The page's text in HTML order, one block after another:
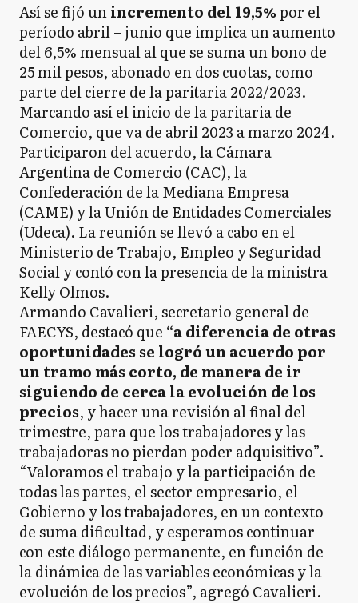
Así se fijó unincremento del 19,5%por el
período abril – junio que implica un aumento
del 6,5% mensual al que se suma un bono de
25 mil pesos, abonado en dos cuotas, como
parte del cierre de la paritaria 2022/2023.
Marcando así el inicio de la paritaria de
Comercio, que va de abril 2023 a marzo 2024.
Participaron del acuerdo, la Cámara
Argentina de Comercio (CAC), la
Confederación de la Mediana Empresa
(CAME) y la Unión de Entidades Comerciales
(Udeca). La reunión se llevó a cabo en el
Ministerio de Trabajo, Empleo y Seguridad
Social y contó con la presencia de la ministra
Kelly Olmos.
Armando Cavalieri, secretario general de
FAECYS, destacó que “a diferencia de otras
oportunidades se logró un acuerdo por
un tramo más corto, de manera de ir
siguiendo de cerca la evolución de los
precios, y hacer una revisión al final del
trimestre, para que los trabajadores y las
trabajadoras no pierdan poder adquisitivo”.
“Valoramos el trabajo y la participación de
todas las partes, el sector empresario, el
Gobierno y los trabajadores, en un contexto
de suma dificultad, y esperamos continuar
con este diálogo permanente, en función de
la dinámica de las variables económicas y la
evolución de los precios”, agregó Cavalieri.